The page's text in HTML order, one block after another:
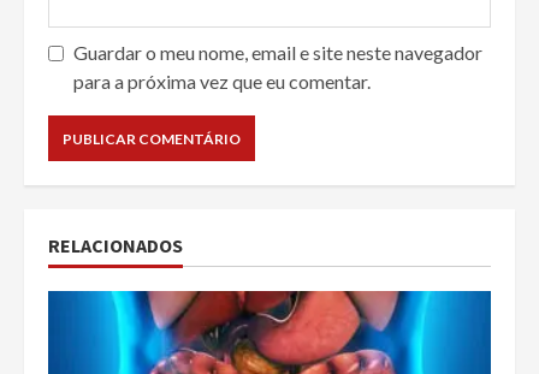
Guardar o meu nome, email e site neste navegador
para a próxima vez que eu comentar.
RELACIONADOS